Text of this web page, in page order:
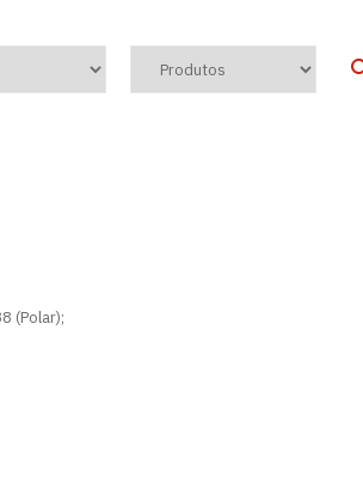
(Polar);